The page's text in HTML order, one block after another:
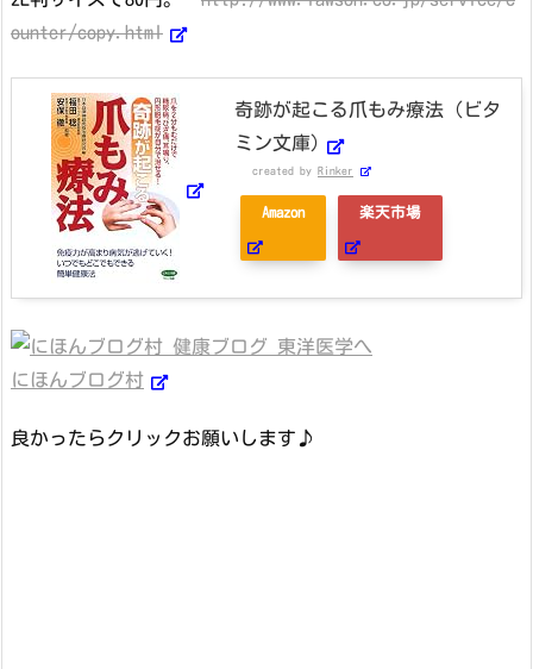
ounter/copy.html
奇跡が起こる爪もみ療法 (ビタ
ミン文庫)
created by Rinker
Amazon 楽天市場
にほんブログ村
良かったらクリックお願いします♪